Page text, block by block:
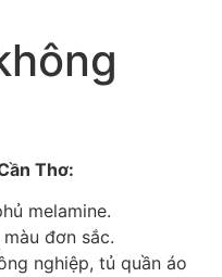
Thơ:
melamine.
đơn sắc.
nghiệp, tủ quần áo